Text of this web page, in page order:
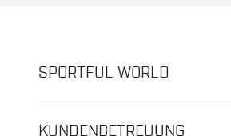
SPORTFUL WORLD
KUNDENBETREUUNG